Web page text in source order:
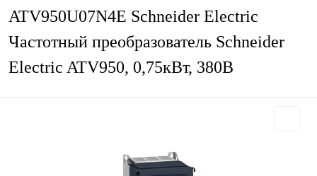
ATV950U07N4E Schneider Electric
Частотный преобразователь Schneider
Electric ATV950, 0,75кВт, 380В